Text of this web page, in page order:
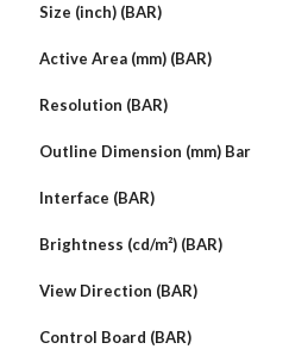
Size (inch) (BAR)
Active Area (mm) (BAR)
Resolution (BAR)
Outline Dimension (mm) Bar
Interface (BAR)
Brightness (cd/m²) (BAR)
View Direction (BAR)
Control Board (BAR)